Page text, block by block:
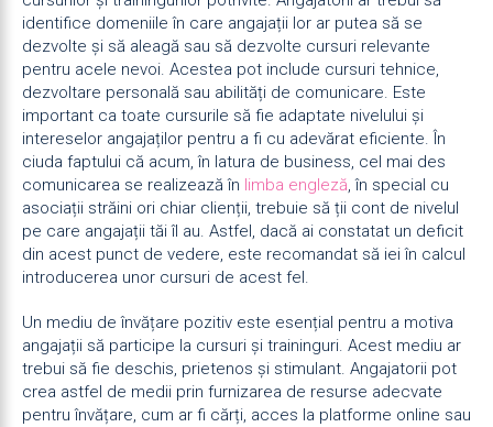
identifice domeniile în care angajații lor ar putea să se
dezvolte și să aleagă sau să dezvolte cursuri relevante
pentru acele nevoi. Acestea pot include cursuri tehnice,
dezvoltare personală sau abilități de comunicare. Este
important ca toate cursurile să fie adaptate nivelului și
intereselor angajaților pentru a fi cu adevărat eficiente. În
ciuda faptului că acum, în latura de business, cel mai des
comunicarea se realizează în limba engleză, în special cu
asociații străini ori chiar clienții, trebuie să ții cont de nivelul
pe care angajații tăi îl au. Astfel, dacă ai constatat un deficit
din acest punct de vedere, este recomandat să iei în calcul
introducerea unor cursuri de acest fel.
Un mediu de învățare pozitiv este esențial pentru a motiva
angajații să participe la cursuri și traininguri. Acest mediu ar
trebui să fie deschis, prietenos și stimulant. Angajatorii pot
crea astfel de medii prin furnizarea de resurse adecvate
pentru învățare, cum ar fi cărți, acces la platforme online sau